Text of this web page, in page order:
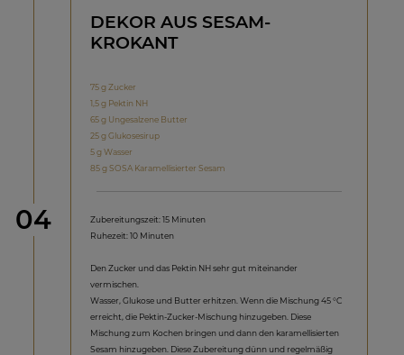
Schritt
04
DEKOR AUS SESAM-
KROKANT
75 g Zucker
1,5 g Pektin NH
65 g Ungesalzene Butter
25 g Glukosesirup
5 g Wasser
85 g SOSA Karamellisierter Sesam
Zubereitungszeit: 15 Minuten
Ruhezeit: 10 Minuten
Den Zucker und das Pektin NH sehr gut miteinander
vermischen.
Wasser, Glukose und Butter erhitzen. Wenn die Mischung 45 °C
erreicht, die Pektin-Zucker-Mischung hinzugeben. Diese
Mischung zum Kochen bringen und dann den karamellisierten
Sesam hinzugeben. Diese Zubereitung dünn und regelmäßig